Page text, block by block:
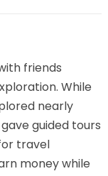
friends
While
nearly
guided tours
travel
money while